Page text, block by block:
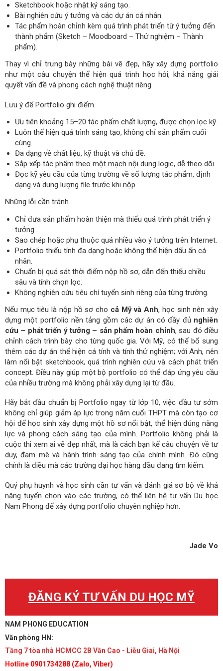
Sketchbook hoặc nhật ký sáng tạo.
Bài nghiên cứu ý tưởng và các dự án cá nhân.
Tác phẩm hoàn chỉnh kèm quá trình phát triển từ ý tưởng đến
thành phẩm (Sketch – Moodboard – Thử nghiệm – Thành
phẩm).
Thay vì chỉ trưng bày những bài vẽ đẹp, hãy xây dựng portfolio
như một câu chuyện thể hiện quá trình học hỏi, khả năng giải
quyết vấn đề và phong cách nghệ thuật riêng.
Lưu ý để Portfolio ghi điểm
Ưu tiên khoảng 15–20 tác phẩm chất lượng, được chọn lọc kỹ.
Luôn thể hiện quá trình sáng tạo, không chỉ sản phẩm cuối
cùng.
Đa dạng về chất liệu, kỹ thuật và chủ đề.
Sắp xếp tác phẩm theo một mạch nội dung logic, dễ theo dõi.
Đọc kỹ yêu cầu của từng trường về số lượng tác phẩm, định
dạng và dung lượng file trước khi nộp.
Những lỗi cần tránh
Chỉ đưa sản phẩm hoàn thiện mà thiếu quá trình phát triển ý
tưởng.
Sao chép hoặc phụ thuộc quá nhiều vào ý tưởng trên Internet.
Portfolio thiếu tính đa dạng hoặc không thể hiện dấu ấn cá
nhân.
Chuẩn bị quá sát thời điểm nộp hồ sơ, dẫn đến thiếu chiều
sâu và tính chọn lọc.
Không nghiên cứu tiêu chí tuyển sinh riêng của từng trường.
Nếu mục tiêu là nộp hồ sơ cho cả Mỹ và Anh, học sinh nên xây
dựng một portfolio nền tảng gồm các dự án có đầy đủ nghiên
cứu – phát triển ý tưởng – sản phẩm hoàn chỉnh, sau đó điều
chỉnh cách trình bày cho từng quốc gia. Với Mỹ, có thể bổ sung
thêm các dự án thể hiện cá tính và tính thử nghiệm; với Anh, nên
làm nổi bật sketchbook, quá trình nghiên cứu và cách phát triển
concept. Điều này giúp một bộ portfolio có thể đáp ứng yêu cầu
của nhiều trường mà không phải xây dựng lại từ đầu.
Hãy bắt đầu chuẩn bị Portfolio ngay từ lớp 10, việc đầu tư sớm
không chỉ giúp giảm áp lực trong năm cuối THPT mà còn tạo cơ
hội để học sinh xây dựng một hồ sơ nổi bật, thể hiện đúng năng
lực và phong cách sáng tạo của mình. Portfolio không phải là
cuộc thi xem ai vẽ đẹp nhất, mà là cách bạn kể câu chuyện về tư
duy, đam mê và hành trình sáng tạo của chính mình. Đó cũng
chính là điều mà các trường đại học hàng đầu đang tìm kiếm.
Quý phụ huynh và học sinh cần tư vấn và đánh giá sơ bộ về khả
năng tuyển chọn vào các trường, có thể liên hệ tư vấn Du học
Nam Phong để xây dựng portfolio chuyên nghiệp hơn.
Jade Vo
ĐĂNG KÝ TƯ VẤN DU HỌC MỸ
NAM PHONG EDUCATION
Văn phòng HN:
Tầng 7 tòa nhà HCMCC 2B Văn Cao - Liễu Giai, Hà Nội
Hotline 0901734288 (Zalo, Viber)